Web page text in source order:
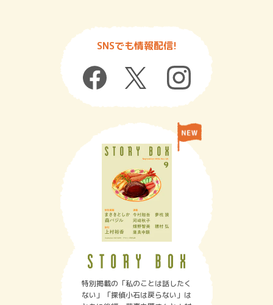
SNSでも情報配信!
特別掲載の「私のことは話したく
ない」「探偵小石は戻らない」は